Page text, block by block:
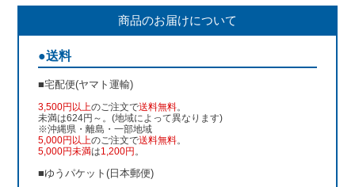
商品のお届けについて
●送料
■宅配便(ヤマト運輸)
3,500円以上のご注文で送料無料。
未満は624円～。(地域によって異なります)
※沖縄県・離島・一部地域
5,000円以上のご注文で送料無料。
5,000円未満は1,200円 。
■ゆうパケット(日本郵便)